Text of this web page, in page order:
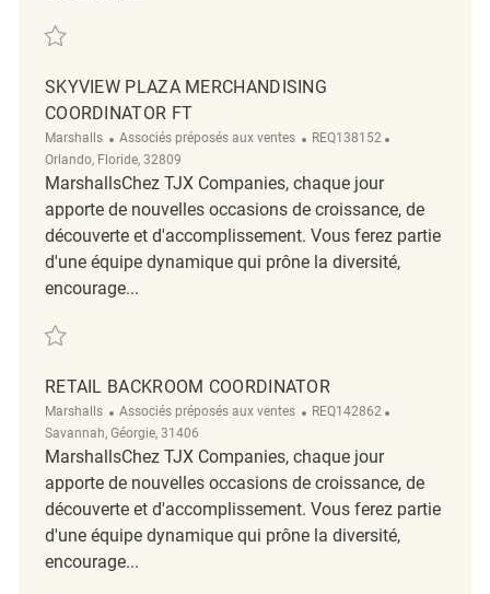
Sauvegarder Retail Merchandising Associate REQ138457
SKYVIEW PLAZA MERCHANDISING
COORDINATOR FT
Marshalls Catégorie
Associés préposés aux ventes ReqId
REQ138152
Orlando, Floride, 32809
MarshallsChez TJX Companies, chaque jour
apporte de nouvelles occasions de croissance, de
découverte et d'accomplissement. Vous ferez partie
d'une équipe dynamique qui prône la diversité,
encourage...
Sauvegarder Skyview Plaza Merchandising Coordinator FT REQ138152
RETAIL BACKROOM COORDINATOR
Marshalls Catégorie
Associés préposés aux ventes ReqId
REQ142862
Savannah, Géorgie, 31406
MarshallsChez TJX Companies, chaque jour
apporte de nouvelles occasions de croissance, de
découverte et d'accomplissement. Vous ferez partie
d'une équipe dynamique qui prône la diversité,
encourage...